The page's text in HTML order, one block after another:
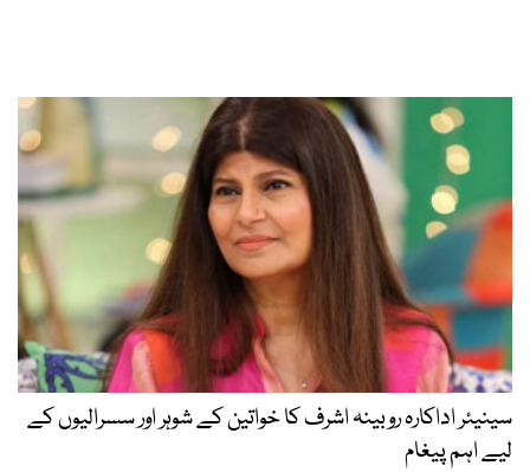
سینیئر اداکارہ روبینہ اشرف کا خواتین کے شوہر اور سسرالیوں کے
لیے اہم پیغام